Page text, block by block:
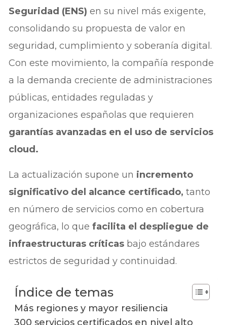
Seguridad (ENS)en su nivel más exigente,
consolidando su propuesta de valor en
seguridad, cumplimiento y soberanía digital.
Con este movimiento, la compañía responde
a la demanda creciente de administraciones
públicas, entidades reguladas y
organizaciones españolas que requieren
garantías avanzadas en el uso de servicios
cloud.
La actualización supone un incremento
significativo del alcance certificado,tanto
en número de servicios como en cobertura
geográfica, lo quefacilita el despliegue de
infraestructuras críticas bajo estándares
estrictos de seguridad y continuidad.
Índice de temas
Más regiones y mayor resiliencia
300 servicios certificados en nivel alto